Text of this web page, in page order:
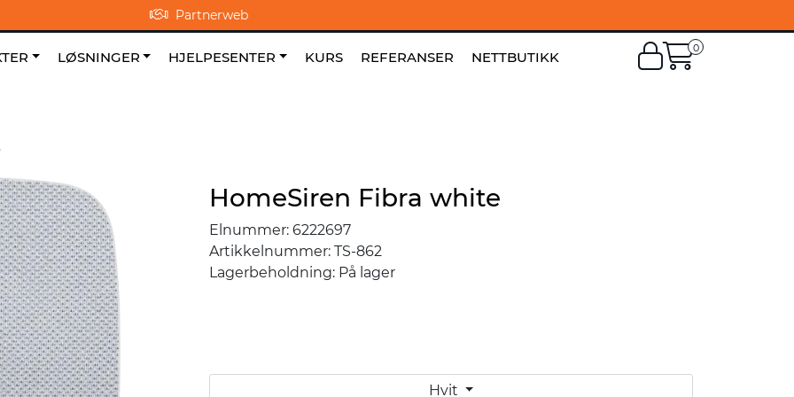
Partnerweb
| Om oss Favoritter NO|EN|FI
LØSNINGER HJELPESENTER KURS REFERANSER NETTBUTIKK
0
HomeSiren Fibra white
Elnummer: 6222697
Artikkelnummer: TS-862
Lagerbeholdning: På lager
Hvit